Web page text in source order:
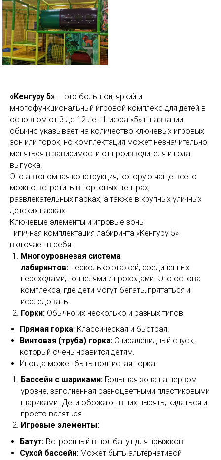
«Кенгуру 5» — это большой, яркий и
многофункциональный игровой комплекс для детей в
основном от 3 до 12 лет. Цифра «5» в названии
обычно указывает на количество ключевых игровых
зон или горок, но комплектация может незначительно
меняться в зависимости от производителя и года
выпуска.
Это автономная конструкция, которую чаще всего
можно встретить в торговых центрах,
развлекательных парках, а также в крупных уличных
детских парках.
Ключевые элементы и игровые зоны
Типичная комплектация лабиринта «Кенгуру 5»
включает в себя:
Многоуровневая система
лабиринтов: Несколько этажей, соединенных
переходами, тоннелями и проходами. Это основа
комплекса, где дети могут бегать, прятаться и
исследовать.
Горки: Обычно их несколько и разных типов:
Прямая горка: Классическая и быстрая.
Винтовая (труба) горка: Спиралевидный спуск,
который очень нравится детям.
Иногда может быть волнистая горка.
Бассейн с шариками: Большая зона на первом
уровне, заполненная разноцветными пластиковыми
шариками. Дети обожают в них нырять, кидаться и
просто валяться.
Игровые элементы:
Батут: Встроенный в пол батут для прыжков.
Сухой бассейн: Может быть альтернативой